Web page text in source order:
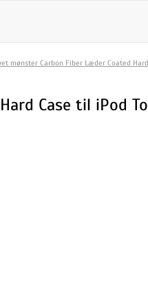
mønster Carbon Fiber Læder Coated
Case til iPod